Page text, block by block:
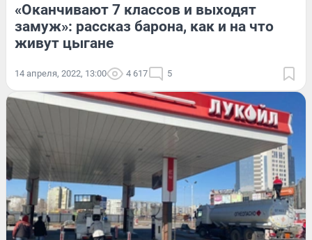
«Оканчивают 7 классов и выходят
замуж»: рассказ барона, как и на что
живут цыгане
14 апреля, 2022, 13:00 4 617 5